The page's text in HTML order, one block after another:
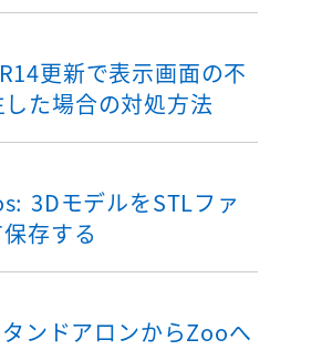
更新で表示画面の不
た場合の対処方法
3DモデルをSTLファ
存する
ンドアロンからZooへ